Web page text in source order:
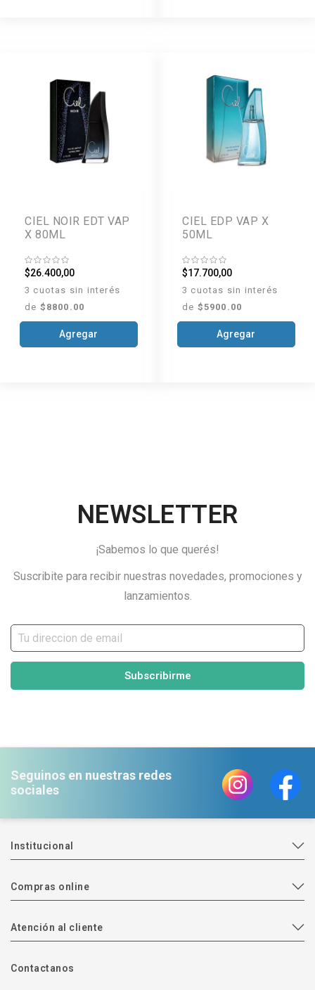
CIEL NOIR EDT VAP
X 80ML
$26.400,00
3 cuotas sin interés
de $8800.00
Agregar
CIEL EDP VAP X
50ML
$17.700,00
3 cuotas sin interés
de $5900.00
Agregar
NEWSLETTER
¡Sabemos lo que querés!
Suscribite para recibir nuestras novedades, promociones y
lanzamientos.
Subscribirme
Seguinos en nuestras redes
sociales
Institucional
Compras online
Atención al cliente
Contactanos